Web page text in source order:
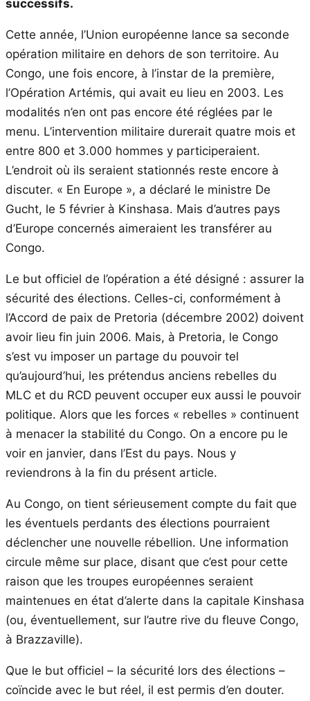
successifs.
Cette année, l’Union européenne lance sa seconde
opération militaire en dehors de son territoire. Au
Congo, une fois encore, à l’instar de la première,
l’Opération Artémis, qui avait eu lieu en 2003. Les
modalités n’en ont pas encore été réglées par le
menu. L’intervention militaire durerait quatre mois et
entre 800 et 3.000 hommes y participeraient.
L’endroit où ils seraient stationnés reste encore à
discuter. « En Europe », a déclaré le ministre De
Gucht, le 5 février à Kinshasa. Mais d’autres pays
d’Europe concernés aimeraient les transférer au
Congo.
Le but officiel de l’opération a été désigné : assurer la
sécurité des élections. Celles-ci, conformément à
l’Accord de paix de Pretoria (décembre 2002) doivent
avoir lieu fin juin 2006. Mais, à Pretoria, le Congo
s’est vu imposer un partage du pouvoir tel
qu’aujourd’hui, les prétendus anciens rebelles du
MLC et du RCD peuvent occuper eux aussi le pouvoir
politique. Alors que les forces « rebelles » continuent
à menacer la stabilité du Congo. On a encore pu le
voir en janvier, dans l’Est du pays. Nous y
reviendrons à la fin du présent article.
Au Congo, on tient sérieusement compte du fait que
les éventuels perdants des élections pourraient
déclencher une nouvelle rébellion. Une information
circule même sur place, disant que c’est pour cette
raison que les troupes européennes seraient
maintenues en état d’alerte dans la capitale Kinshasa
(ou, éventuellement, sur l’autre rive du fleuve Congo,
à Brazzaville).
Que le but officiel – la sécurité lors des élections –
coïncide avec le but réel, il est permis d’en douter.